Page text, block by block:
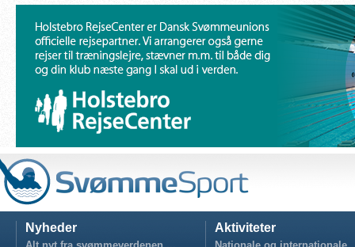
Nyheder Aktiviteter